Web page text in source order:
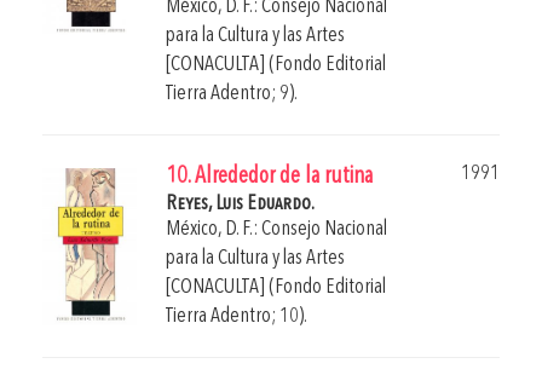
México, D. F.: Consejo Nacional
para la Cultura y las Artes
[CONACULTA] (Fondo Editorial
Tierra Adentro; 9).
10. Alrededor de la rutina
1991
Reyes, Luis Eduardo.
México, D. F.: Consejo Nacional
para la Cultura y las Artes
[CONACULTA] (Fondo Editorial
Tierra Adentro; 10).